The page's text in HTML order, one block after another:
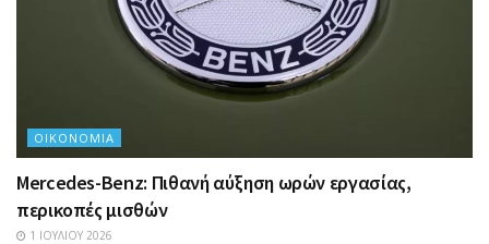
ΟΙΚΟΝΟΜΊΑ
Mercedes-Benz: Πιθανή αύξηση ωρών εργασίας,
περικοπές μισθών
1 ΙΟΥΛΊΟΥ 2026